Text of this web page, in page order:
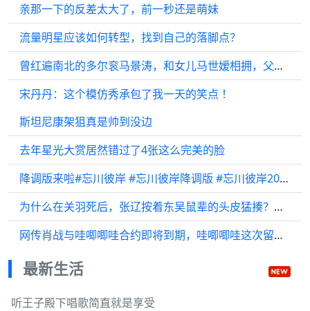
亲那一下的反差太大了，前一秒还是萌妹
流量明星应该如何转型，找到自己的落脚点？
曾红遍南北的多尔衮马景涛，和女儿马世嫒相拥，父女情深
宋丹丹：这个模仿秀承包了我一天的笑点 ！
斯坦尼康架狙真是帅到没边
去年星光大赏居然错过了4张这么完美的脸
降调版来啦#忘川彼岸 #忘川彼岸降调版 #忘川彼岸2025
为什么在关羽死后，张辽按着东吴鼠辈的头皮猛揍？把孙权都打出了心理阴影
网传肖战与哇唧唧哇合约即将到期，哇唧唧哇这次留不住人了吧？
最新生活
听王子殿下唱歌简直就是享受